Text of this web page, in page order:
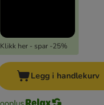
Klikk her - spar -25%
Legg i handlekurv